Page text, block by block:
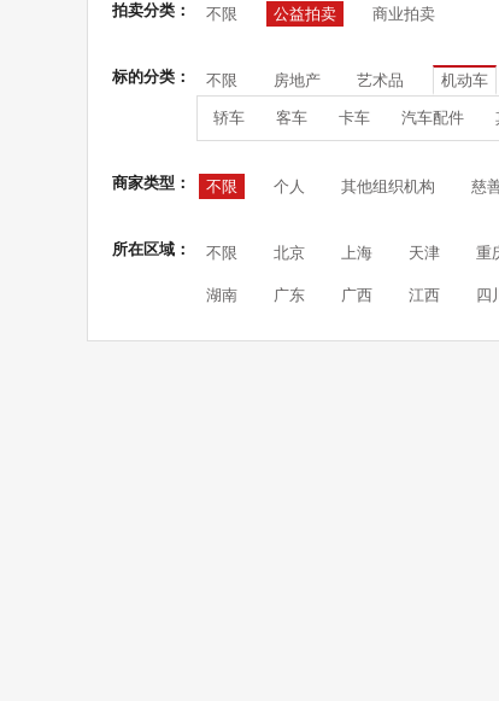
拍卖分类： 不限 公益拍卖 商业拍卖
标的分类： 不限 房地产 艺术品 机动车
轿车 客车 卡车 汽车配件
商家类型： 不限 个人 其他组织机构 慈
所在区域： 不限 北京 上海 天津 重
湖南 广东 广西 江西 四